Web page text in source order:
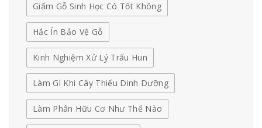
Giấm Gỗ Sinh Học Có Tốt Không
Hắc Ín Bảo Vệ Gỗ
Kinh Nghiệm Xử Lý Trấu Hun
Làm Gì Khi Cây Thiếu Dinh Dưỡng
Làm Phân Hữu Cơ Như Thế Nào